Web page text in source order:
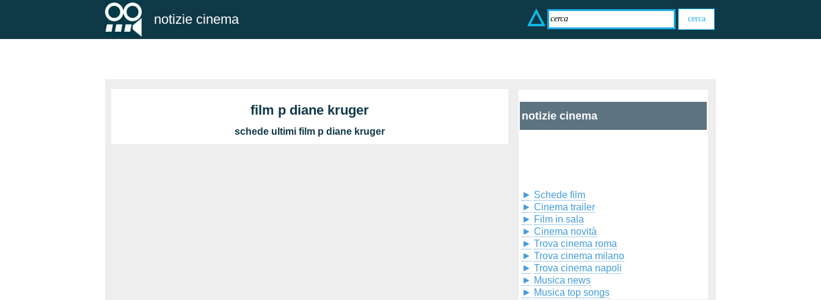
notizie cinema
film p diane kruger
schede ultimi film p diane kruger
notizie cinema
► Schede film
► Cinema trailer
► Film in sala
► Cinema novità
► Trova cinema roma
► Trova cinema milano
► Trova cinema napoli
► Musica news
► Musica top songs